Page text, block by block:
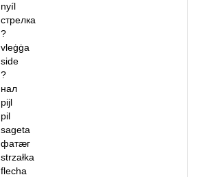
nyíl
стрелка
?
vleġġa
side
?
нал
pijl
pil
sageta
фатӕг
strzałka
flecha